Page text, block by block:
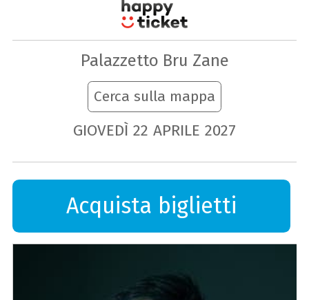
Palazzetto Bru Zane
Cerca sulla mappa
GIOVEDÌ 22 APRILE 2027
Acquista biglietti